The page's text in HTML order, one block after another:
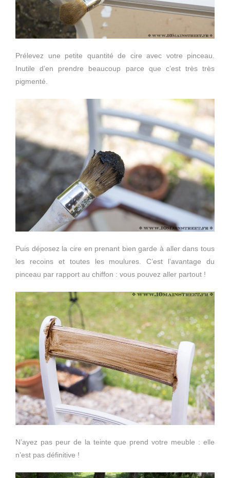
Prélevez une petite quantité de cire avec votre pinceau.
Inutile d’en prendre beaucoup parce que c’est très très
pigmenté.
Puis déposez la cire en prenant bien garde à aller dans tous
les recoins et toutes les moulures. C’est l’avantage du
pinceau par rapport au chiffon : vous pouvez aller partout !
N’ayez pas peur de la teinte que prend votre meuble : elle
n’est pas définitive !